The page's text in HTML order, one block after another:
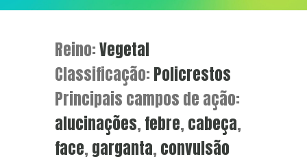
Reino:Vegetal
Classificação: Policrestos
Principais campos de ação:
alucinações, febre, cabeça,
face, garganta, convulsão